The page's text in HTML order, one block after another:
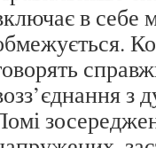
в себе
з